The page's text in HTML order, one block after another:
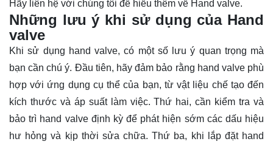
Hãy liên hệ với chúng tôi để hiểu thêm về Hand valve.
Những lưu ý khi sử dụng của Hand
valve
Khi sử dụng hand valve, có một số lưu ý quan trọng mà
bạn cần chú ý. Đầu tiên, hãy đảm bảo rằng hand valve phù
hợp với ứng dụng cụ thể của bạn, từ vật liệu chế tạo đến
kích thước và áp suất làm việc. Thứ hai, cần kiểm tra và
bảo trì hand valve định kỳ để phát hiện sớm các dấu hiệu
hư hỏng và kịp thời sửa chữa. Thứ ba, khi lắp đặt hand